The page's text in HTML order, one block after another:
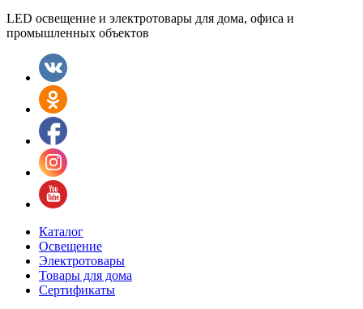
LED освещение и электротовары для дома, офиса и
промышленных объектов
Каталог
Освещение
Электротовары
Товары для дома
Сертификаты